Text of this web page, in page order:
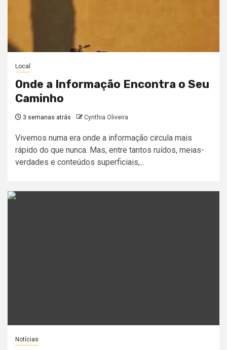
Local
Onde a Informação Encontra o Seu
Caminho
3 semanas atrás Cynthia Oliveira
Vivemos numa era onde a informação circula mais
rápido do que nunca. Mas, entre tantos ruídos, meias-
verdades e conteúdos superficiais,...
Notícias